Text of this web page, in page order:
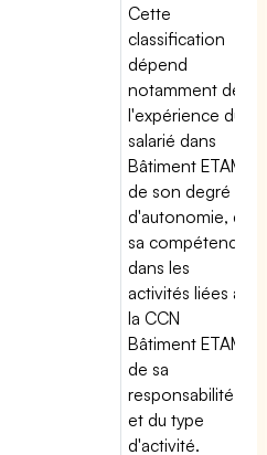
Cette
classification
dépend
notamment de
l'expérience du
salarié dans
Bâtiment ETAM,
de son degré
d'autonomie, de
sa compétence
dans les
activités liées à
la CCN
Bâtiment ETAM,
de sa
responsabilité
et du type
d'activité.